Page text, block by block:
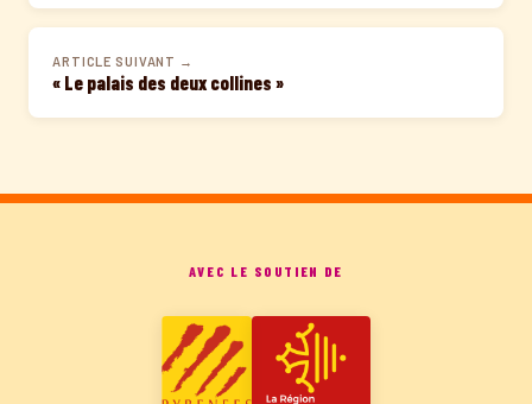
ARTICLE SUIVANT →
« Le palais des deux collines »
AVEC LE SOUTIEN DE